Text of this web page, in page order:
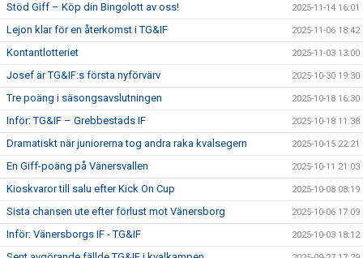
Stöd Giff – Köp din Bingolott av oss! 2025-11-14 16:01
Lejon klar för en återkomst i TG&IF 2025-11-06 18:42
Kontantlotteriet 2025-11-03 13:00
Josef är TG&IF:s första nyförvärv 2025-10-30 19:30
Tre poäng i säsongsavslutningen 2025-10-18 16:30
Inför: TG&IF – Grebbestads IF 2025-10-18 11:38
Dramatiskt när juniorerna tog andra raka kvalsegern 2025-10-15 22:21
En Giff-poäng på Vänersvallen 2025-10-11 21:03
Kioskvaror till salu efter Kick On Cup 2025-10-08 08:19
Sista chansen ute efter förlust mot Vänersborg 2025-10-06 17:09
Inför: Vänersborgs IF - TG&IF 2025-10-03 18:12